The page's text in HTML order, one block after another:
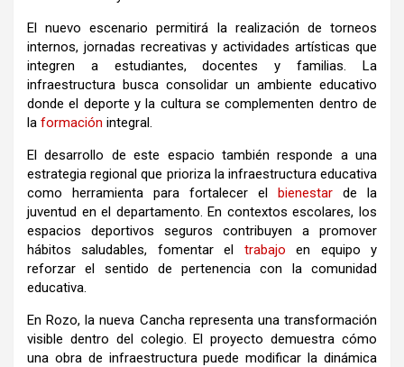
El nuevo escenario permitirá la realización de torneos
internos, jornadas recreativas y actividades artísticas que
integren a estudiantes, docentes y familias. La
infraestructura busca consolidar un ambiente educativo
donde el deporte y la cultura se complementen dentro de
la formación integral.
El desarrollo de este espacio también responde a una
estrategia regional que prioriza la infraestructura educativa
como herramienta para fortalecer el bienestar de la
juventud en el departamento. En contextos escolares, los
espacios deportivos seguros contribuyen a promover
hábitos saludables, fomentar el trabajo en equipo y
reforzar el sentido de pertenencia con la comunidad
educativa.
En Rozo, la nueva Cancha representa una transformación
visible dentro del colegio. El proyecto demuestra cómo
una obra de infraestructura puede modificar la dinámica